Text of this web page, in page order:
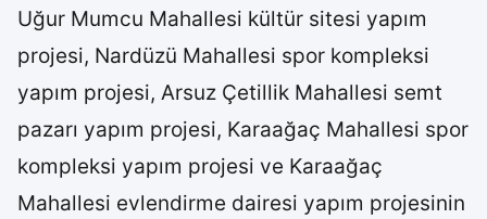
Uğur Mumcu Mahallesi kültür sitesi yapım
projesi, Nardüzü Mahallesi spor kompleksi
yapım projesi, Arsuz Çetillik Mahallesi semt
pazarı yapım projesi, Karaağaç Mahallesi spor
kompleksi yapım projesi ve Karaağaç
Mahallesi evlendirme dairesi yapım projesinin